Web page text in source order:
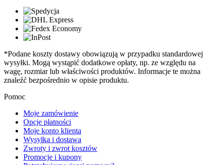
*Podane koszty dostawy obowiązują w przypadku standardowej
wysyłki. Mogą wystąpić dodatkowe opłaty, np. ze względu na
wagę, rozmiar lub właściwości produktów. Informacje te można
znaleźć bezpośrednio w opisie produktu.
Pomoc
Moje zamówienie
Opcje płatności
Moje konto klienta
Wysyłka i dostawa
Zwroty i zwrot kosztów
Promocje i kupony